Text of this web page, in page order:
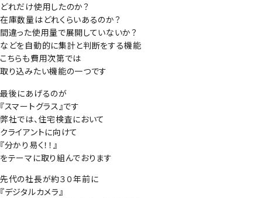
どれだけ使用したのか？
在庫数量はどれくらいあるのか？
間違った使用量で展開していないか？
などを自動的に集計と判断をする機能
こちらも費用次第では
取り込みたい機能の一つです
最後にあげるのが
『スマートグラス』です
弊社では、住宅検査において
クライアントに向けて
『分かり易く！！』
をテーマに取り組んでおります
先代の社長が約３０年前に
『デジタルカメラ』